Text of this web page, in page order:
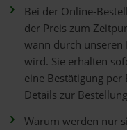
Bei der Online-
der Preis zum
wann durch unseren
wird. Sie erhalten
eine Bestätigung
Details zur
Warum werden nur